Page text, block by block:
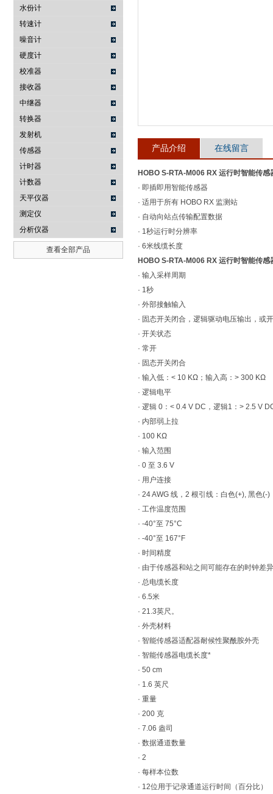
水份计
转速计
噪音计
硬度计
校准器
接收器
中继器
转换器
发射机
传感器
计时器
计数器
天平仪器
测定仪
分析仪器
查看全部产品
产品介绍 在线留言
HOBO S-RTA-M006 RX 运行时智能传感
· 即插即用智能传感器
· 适用于所有 HOBO RX 监测站
· 自动向站点传输配置数据
· 1秒运行时分辨率
· 6米线缆长度
HOBO S-RTA-M006 RX 运行时智能传感
· 输入采样周期
· 1秒
· 外部接触输入
· 固态开关闭合，逻辑驱动电压输出，或
· 开关状态
· 常开
· 固态开关闭合
· 输入低：< 10 KΩ；输入高：> 300 KΩ
· 逻辑电平
· 逻辑 0：< 0.4 V DC，逻辑1：> 2.5 V
· 内部弱上拉
· 100 KΩ
· 输入范围
· 0 至 3.6 V
· 用户连接
· 24 AWG 线，2 根引线：白色(+), 黑色(-)
· 工作温度范围
· -40°至 75°C
· -40°至 167°F
· 时间精度
· 由于传感器和站之间可能存在的时钟差
· 总电缆长度
· 6.5米
· 21.3英尺。
· 外壳材料
· 智能传感器适配器耐候性聚酰胺外壳
· 智能传感器电缆长度*
· 50 cm
· 1.6 英尺
· 重量
· 200 克
· 7.06 盎司
· 数据通道数量
· 2
· 每样本位数
· 12位用于记录通道运行时间（百分比）